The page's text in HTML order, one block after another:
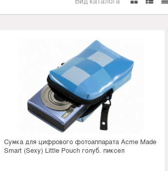
Сумка для цифрового фотоаппарата Acme Made
Smart (Sexy) Little Pouch голуб. пиксел